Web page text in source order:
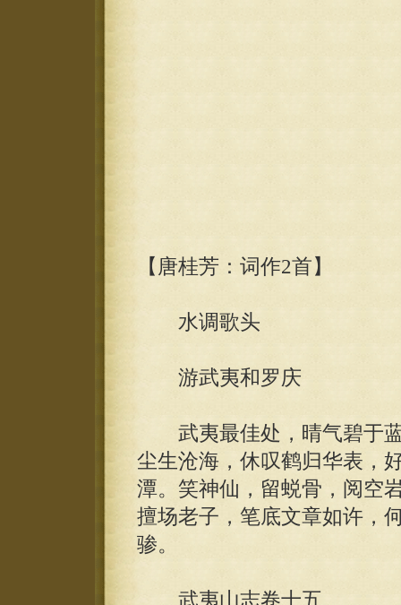
【唐桂芳：词作2首】
水调歌头
游武夷和罗庆
武夷最佳处，晴气碧于蓝
尘生沧海，休叹鹤归华表，
潭。笑神仙，留蜕骨，阅空
擅场老子，笔底文章如许，
骖。
武夷山志卷十五